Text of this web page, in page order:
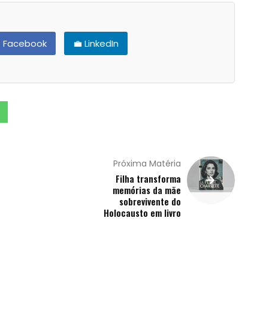
Facebook 💼 LinkedIn
Próxima Matéria
Filha transforma
memórias da mãe
sobrevivente do
Holocausto em livro